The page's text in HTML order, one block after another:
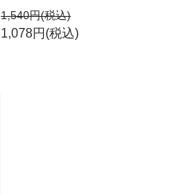
1,540円(税込)
1,078円(税込)